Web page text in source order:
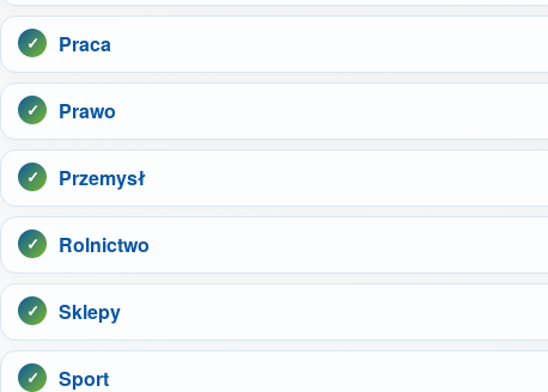
Praca
Prawo
Przemysł
Rolnictwo
Sklepy
Sport